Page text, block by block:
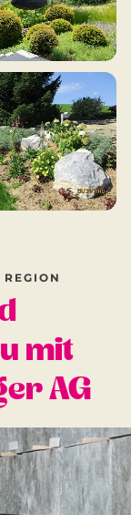
mit
AG